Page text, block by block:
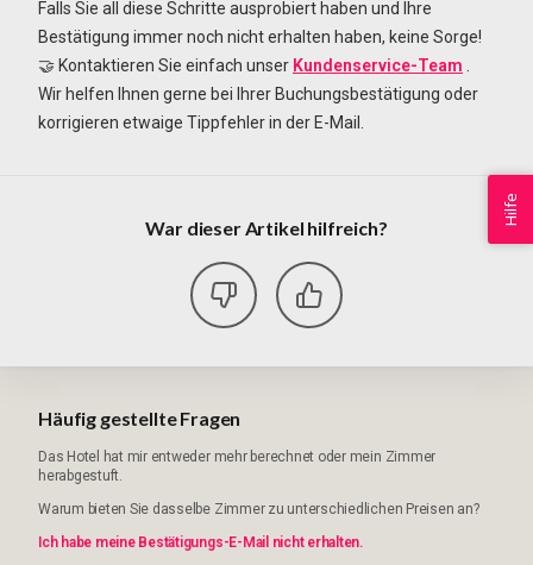
Falls Sie all diese Schritte ausprobiert haben und Ihre
Bestätigung immer noch nicht erhalten haben, keine Sorge!
🤝 Kontaktieren Sie einfach unser Kundenservice-Team
Wir helfen Ihnen gerne bei Ihrer Buchungsbestätigung oder
korrigieren etwaige Tippfehler in der E-Mail.
War dieser Artikel hilfreich?
Häufig gestellte Fragen
Das Hotel hat mir entweder mehr berechnet oder mein Zimmer
herabgestuft.
Warum bieten Sie dasselbe Zimmer zu unterschiedlichen Preisen an?
Ich habe meine Bestätigungs-E-Mail nicht erhalten.
Hilfe